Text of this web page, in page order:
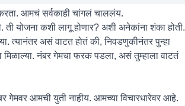
करता. आमचं सर्वकाही चांगलं चाललंय.
योजना कशी लागू होणार? अशी अनेकांना शंका होती.
त्यानंतर असं वाटत होतं की, निवडणुकीनंतर पुन्हा
नंबर गेमचा फरक पडला, असं तुम्हाला वाटतं
गेमवर आमची युती नाहीय. आमच्या विचारधारेवर आहे.